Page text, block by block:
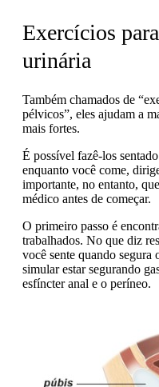
Exercícios
urinária
Também chamados de
pélvicos”, eles ajudam a
mais fortes.
É possível fazê-los
enquanto você come,
importante, no entanto,
médico antes de começar.
O primeiro passo é
trabalhados. No que diz
você sente quando segura
simular estar segurando
esfíncter anal e o períneo.